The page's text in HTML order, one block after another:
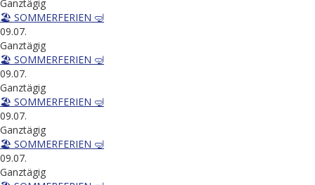
Ganztägig
🏖️ SOMMERFERIEN 🤿
09.07.
Ganztägig
🏖️ SOMMERFERIEN 🤿
09.07.
Ganztägig
🏖️ SOMMERFERIEN 🤿
09.07.
Ganztägig
🏖️ SOMMERFERIEN 🤿
09.07.
Ganztägig